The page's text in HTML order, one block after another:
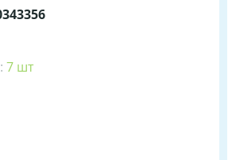
7 шт